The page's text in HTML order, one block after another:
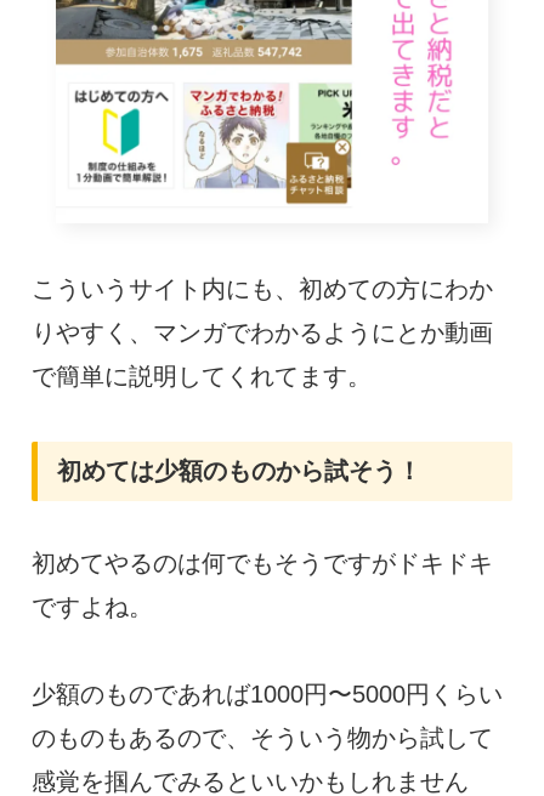
こういうサイト内にも、初めての方にわか
りやすく、マンガでわかるようにとか動画
で簡単に説明してくれてます。
初めては少額のものから試そう！
初めてやるのは何でもそうですがドキドキ
ですよね。
少額のものであれば1000円〜5000円くらい
のものもあるので、そういう物から試して
感覚を掴んでみるといいかもしれません